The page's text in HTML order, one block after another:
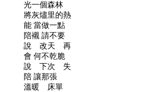
光一個森林
將灰燼里的熱
能 當做一點
陪襯 請不要
說 改天 再
會 何不乾脆
說 下次 失
陪 讓那張
溫暖 床單